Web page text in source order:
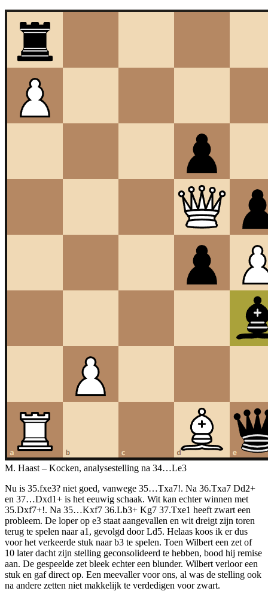
M. Haast – Kocken, analysestelling na 34…Le3
Nu is 35.fxe3? niet goed, vanwege 35…Txa7!. Na 36.Txa7 Dd2+
en 37…Dxd1+ is het eeuwig schaak. Wit kan echter winnen met
35.Dxf7+!. Na 35…Kxf7 36.Lb3+ Kg7 37.Txe1 heeft zwart een
probleem. De loper op e3 staat aangevallen en wit dreigt zijn toren
terug te spelen naar a1, gevolgd door Ld5. Helaas koos ik er dus
voor het verkeerde stuk naar b3 te spelen. Toen Wilbert een zet of
10 later dacht zijn stelling geconsolideerd te hebben, bood hij remise
aan. De gespeelde zet bleek echter een blunder. Wilbert verloor een
stuk en gaf direct op. Een meevaller voor ons, al was de stelling ook
na andere zetten niet makkelijk te verdedigen voor zwart.